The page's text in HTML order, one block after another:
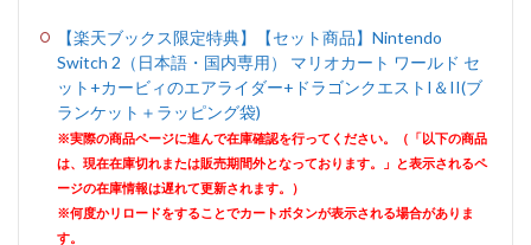
【楽天ブックス限定特典】【セット商品】Nintendo
Switch 2（日本語・国内専用） マリオカート ワールド セ
ット+カービィのエアライダー+ドラゴンクエストI＆II(ブ
ランケット＋ラッピング袋)
※実際の商品ページに進んで在庫確認を行ってください。（「以下の商品
は、現在在庫切れまたは販売期間外となっております。」と表示されるペ
ージの在庫情報は遅れて更新されます。）
※何度かリロードをすることでカートボタンが表示される場合がありま
す。